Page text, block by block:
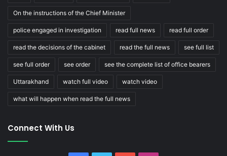
On the instructions of the Chief Minister
police engaged in investigation read full news read full order
read the decisions of the cabinet read the full news see full list
see full order see order see the complete list of office bearers
Uttarakhand watch full video watch video
what will happen when read the full news
Connect With Us